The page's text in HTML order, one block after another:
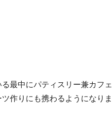
最中にパティスリー兼カフェ
作りにも携わるようになりま